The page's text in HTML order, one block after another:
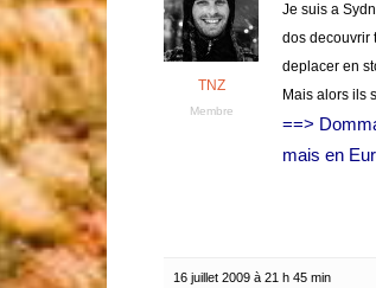
TNZ
Membre
Je suis a
dos decouvrir
deplacer en
Mais alors ils
==>
mais en
16 juillet 2009 à 21 h 45 min